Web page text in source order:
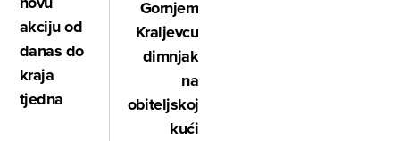
akciju od
danas do
kraja
tjedna
Gornjem
Kraljevcu
dimnjak
na
obiteljskoj
kući